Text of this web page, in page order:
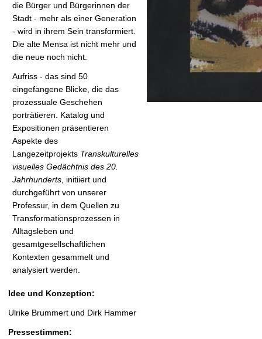
die Bürger und Bürgerinnen der
Stadt - mehr als einer Generation
- wird in ihrem Sein transformiert.
Die alte Mensa ist nicht mehr und
die neue noch nicht.
Aufriss - das sind 50
eingefangene Blicke, die das
prozessuale Geschehen
porträtieren. Katalog und
Expositionen präsentieren
Aspekte des
Langezeitprojekts Transkulturelles
visuelles Gedächtnis des 20.
Jahrhunderts, initiiert und
durchgeführt von unserer
Professur, in dem Quellen zu
Transformationsprozessen in
Alltagsleben und
gesamtgesellschaftlichen
Kontexten gesammelt und
analysiert werden.
Idee und Konzeption:
Ulrike Brummert und Dirk Hammer
Pressestimmen: